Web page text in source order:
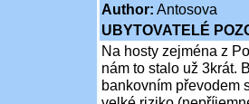
Author: Antosova
UBYTOVATELÉ
Na hosty zejména z
nám to stalo už 3krát.
bankovním převodem